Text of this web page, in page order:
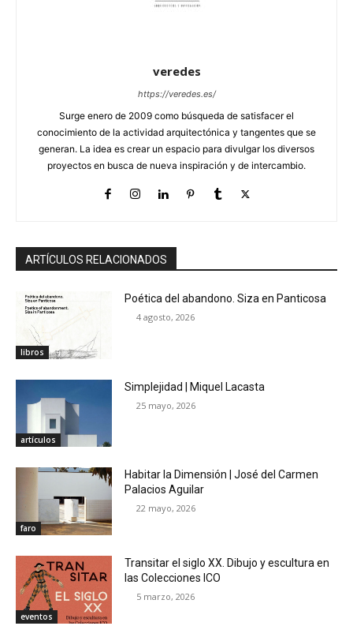
veredes
https://veredes.es/
Surge enero de 2009 como búsqueda de satisfacer el
conocimiento de la actividad arquitectónica y tangentes que se
generan. La idea es crear un espacio para divulgar los diversos
proyectos en busca de nueva inspiración y de intercambio.
ARTÍCULOS RELACIONADOS
libros
Poética del abandono. Siza en Panticosa
4 agosto, 2026
artículos
Simplejidad | Miquel Lacasta
25 mayo, 2026
faro
Habitar la Dimensión | José del Carmen
Palacios Aguilar
22 mayo, 2026
eventos
Transitar el siglo XX. Dibujo y escultura en
las Colecciones ICO
5 marzo, 2026